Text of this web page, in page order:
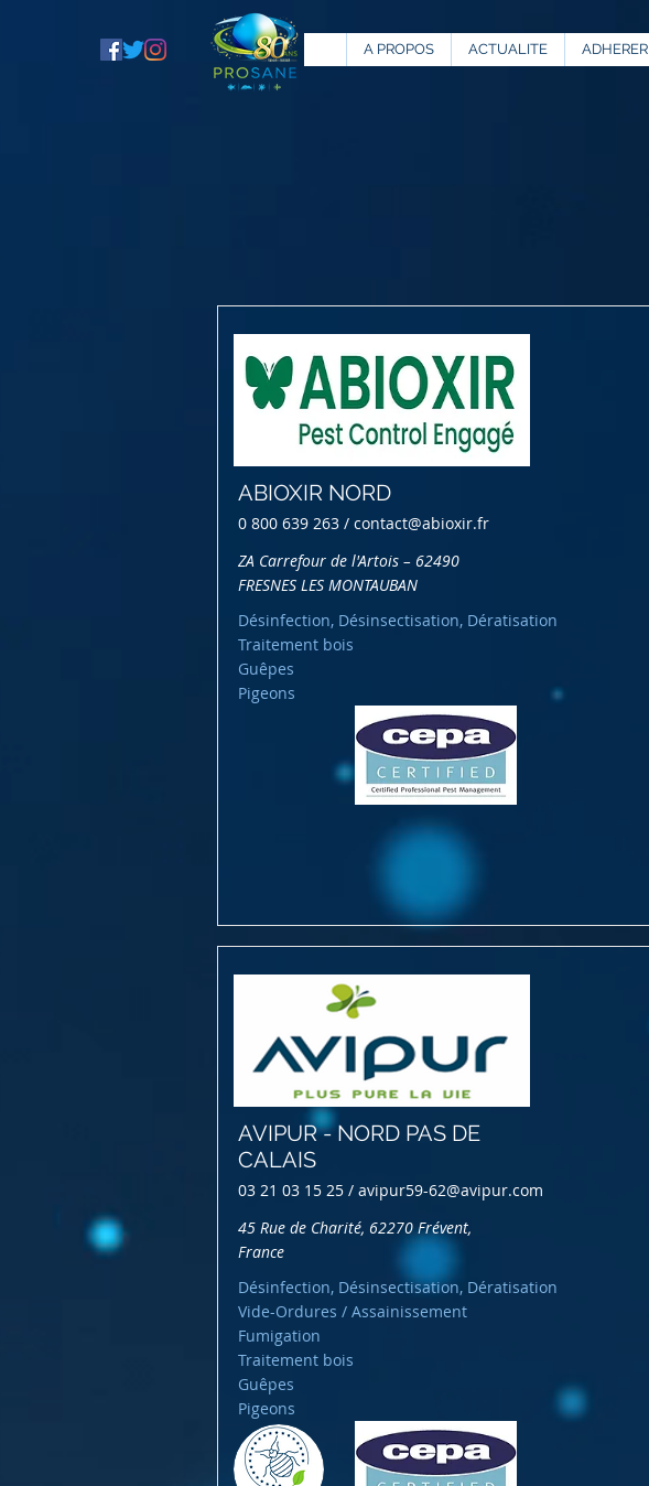
A PROPOS ACTUALITE ADHERER
ABIOXIR NORD
0 800 639 263 / contact@abioxir.fr
ZA Carrefour de l'Artois – 62490
FRESNES LES MONTAUBAN
Désinfection, Désinsectisation, Dératisation
Traitement bois
Guêpes
Pigeons
AVIPUR - NORD PAS DE
CALAIS
03 21 03 15 25 / avipur59-62@avipur.com
45 Rue de Charité, 62270 Frévent,
France
Désinfection, Désinsectisation, Dératisation
Vide-Ordures / Assainissement
Fumigation
Traitement bois
Guêpes
Pigeons